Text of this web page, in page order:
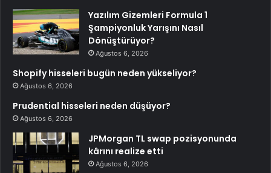
Yazılım Gizemleri Formula 1
Şampiyonluk Yarışını Nasıl
Dönüştürüyor?
Ağustos 6, 2026
Shopify hisseleri bugün neden yükseliyor?
Ağustos 6, 2026
Prudential hisseleri neden düşüyor?
Ağustos 6, 2026
JPMorgan TL swap pozisyonunda
kârını realize etti
Ağustos 6, 2026